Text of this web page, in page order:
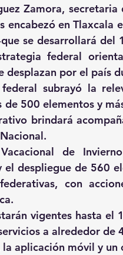
Zamora,
encabezó en
se desarrollará
federal
desplazan por el país
subrayó la
de 500 elementos y
brindará
de
el despliegue de 560
con
vigentes hasta
a alrededor
aplicación móvil y